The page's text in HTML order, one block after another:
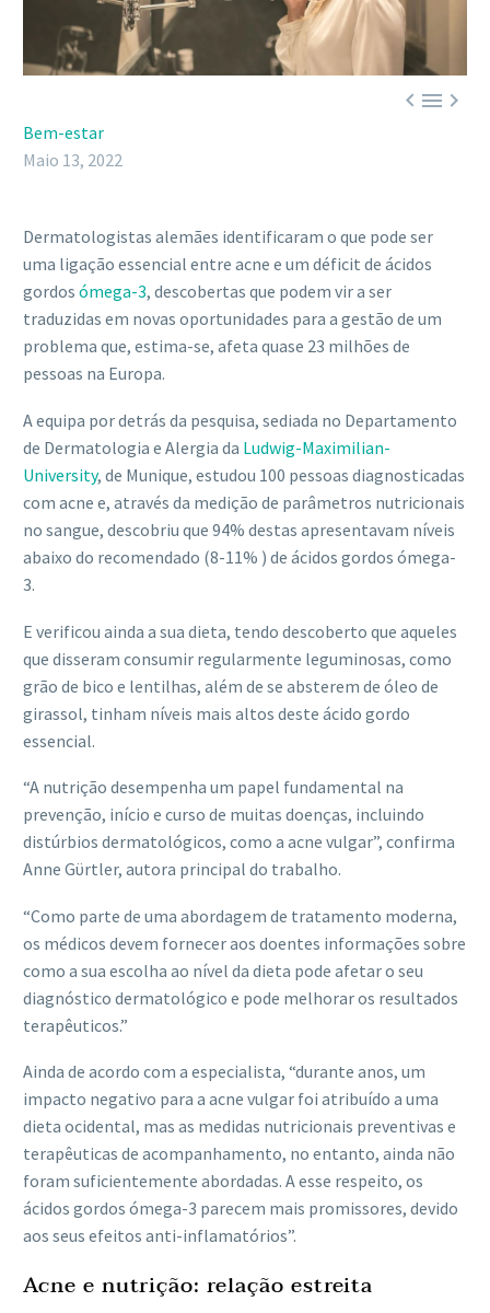

Bem-estar
Maio 13, 2022
Dermatologistas alemães identificaram o que pode ser
uma ligação essencial entre acne e um déficit de ácidos
gordos ómega-3, descobertas que podem vir a ser
traduzidas em novas oportunidades para a gestão de um
problema que, estima-se, afeta quase 23 milhões de
pessoas na Europa.
A equipa por detrás da pesquisa, sediada no Departamento
de Dermatologia e Alergia da Ludwig-Maximilian-
University, de Munique, estudou 100 pessoas diagnosticadas
com acne e, através da medição de parâmetros nutricionais
no sangue, descobriu que 94% destas apresentavam níveis
abaixo do recomendado (8-11% ) de ácidos gordos ómega-
3.
E verificou ainda a sua dieta, tendo descoberto que aqueles
que disseram consumir regularmente leguminosas, como
grão de bico e lentilhas, além de se absterem de óleo de
girassol, tinham níveis mais altos deste ácido gordo
essencial.
“A nutrição desempenha um papel fundamental na
prevenção, início e curso de muitas doenças, incluindo
distúrbios dermatológicos, como a acne vulgar”, confirma
Anne Gϋrtler, autora principal do trabalho.
“Como parte de uma abordagem de tratamento moderna,
os médicos devem fornecer aos doentes informações sobre
como a sua escolha ao nível da dieta pode afetar o seu
diagnóstico dermatológico e pode melhorar os resultados
terapêuticos.”
Ainda de acordo com a especialista, “durante anos, um
impacto negativo para a acne vulgar foi atribuído a uma
dieta ocidental, mas as medidas nutricionais preventivas e
terapêuticas de acompanhamento, no entanto, ainda não
foram suficientemente abordadas. A esse respeito, os
ácidos gordos ómega-3 parecem mais promissores, devido
aos seus efeitos anti-inflamatórios”.
Acne e nutrição: relação estreita